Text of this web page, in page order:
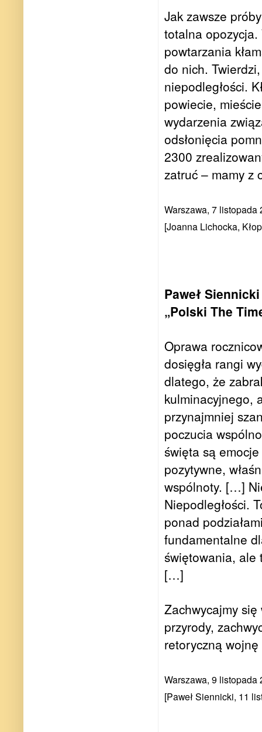
Jak zawsze
totalna opozycja.
powtarzania
do nich.
niepodległości.
powiecie,
wydarzenia
odsłonięcia
2300
zatruć – mamy z
Warszawa, 7 listopada
[Joanna Lichocka,
Paweł
„Polski The
Oprawa
dosięgła rangi
dlatego, że
kulminacyjnego,
przynajmniej
poczucia
święta są
pozytywne,
wspólnoty. […]
Niepodległości.
ponad
fundamentalne
świętowania, ale
[…]
Zachwycajmy
przyrody,
retoryczną
Warszawa, 9 listopada
[Paweł Siennicki, 11